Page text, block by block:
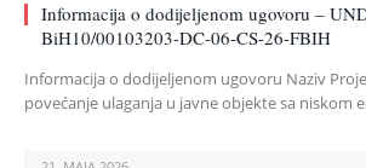
Informacija o dodijeljenom ugovoru –
BiH10/00103203-DC-06-CS-26-FBIH
Informacija o dodijeljenom ugovoru Naziv
povećanje ulaganja u javne objekte sa niskom